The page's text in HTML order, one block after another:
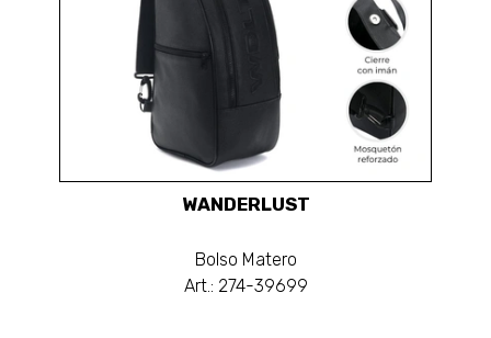
WANDERLUST
Bolso Matero
Art.: 274-39699